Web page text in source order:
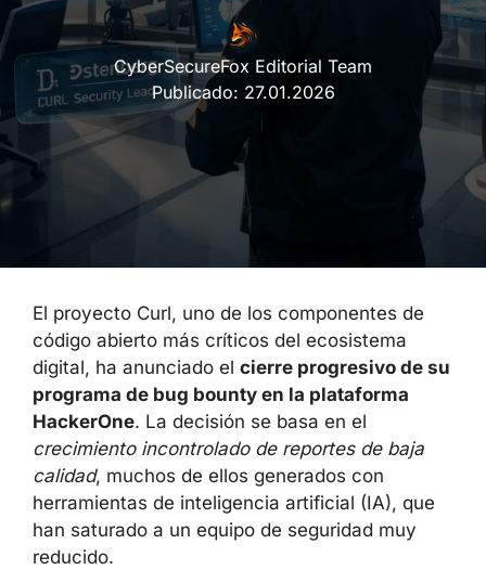
CyberSecureFox Editorial Team
Publicado: 27.01.2026
El proyecto Curl, uno de los componentes de
código abierto más críticos del ecosistema
digital, ha anunciado el cierre progresivo de su
programa de bug bounty en la plataforma
HackerOne. La decisión se basa en el
crecimiento incontrolado de reportes de baja
calidad, muchos de ellos generados con
herramientas de inteligencia artificial (IA), que
han saturado a un equipo de seguridad muy
reducido.